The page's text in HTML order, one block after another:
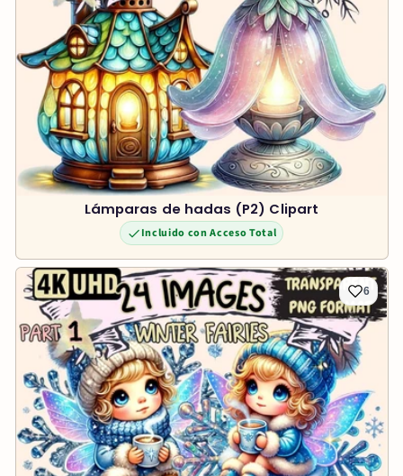
Lámparas de hadas (P2) Clipart
Incluido con Acceso Total
6